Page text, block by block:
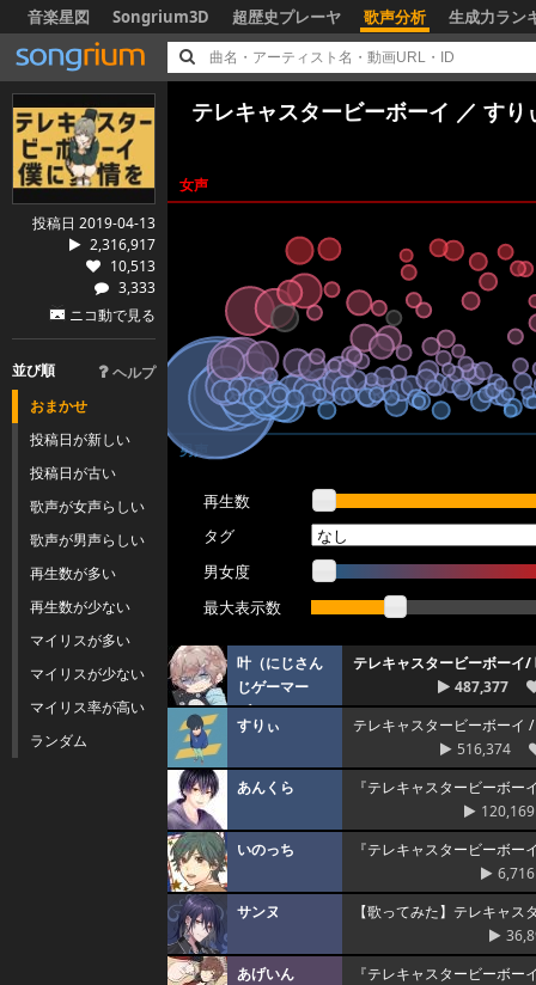
音楽星図 Songrium3D 超歴史プレーヤ 歌声分析 生成力ラン
投稿日 2019-04-13
2,316,917
10,513
3,333
ニコ動で見る
並び順
ヘルプ
おまかせ
投稿日が新しい
投稿日が古い
歌声が女声らしい
歌声が男声らしい
再生数が多い
再生数が少ない
マイリスが多い
マイリスが少ない
マイリス率が高い
ランダム
テレキャスタービーボーイ ／ す
女声
男声
再生数
タグ
男女度
最大表示数
叶（にじさん
じゲーマー
ズ）
テレキャスタービーボー
487,377
すりぃ
テレキャスタービーボーイ
516,374
あんくら
『テレキャスタービーボ
120,169
いのっち
『テレキャスタービーボ
6,716
サンヌ
【歌ってみた】テレキャ
あげいん
『テレキャスタービーボー